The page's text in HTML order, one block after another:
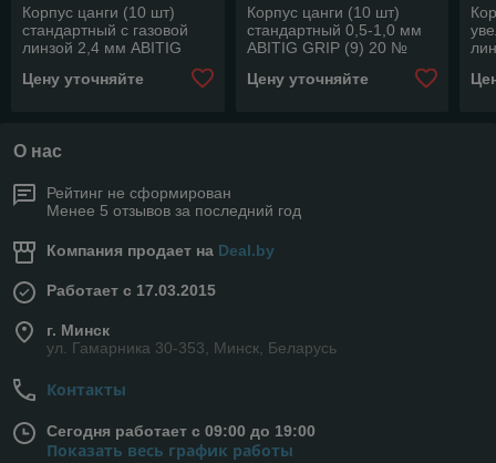
Корпус цанги (10 шт)
стандартный с газовой
линзой 2,4 мм ABITIG
GRIP (9) 20 № 701.0309
/45N44
Цену уточняйте
Корпус цанги (10 шт)
стандартный 0,5-1,0 мм
ABITIG GRIP (9) 20 №
Цену уточняйте
/
О нас
Рейтинг не сформирован
Менее 5 отзывов за последний год
Компания продает на Deal.by
Работает с 17.03.2015
г. Минск
ул. Гамарника 30-353, Минск, Беларусь
Контакты
Сегодня работает с 09:00 до 19:00
Показать весь график работы